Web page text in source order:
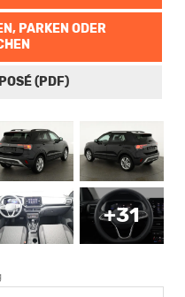
PARKEN ODER
(PDF)
+31